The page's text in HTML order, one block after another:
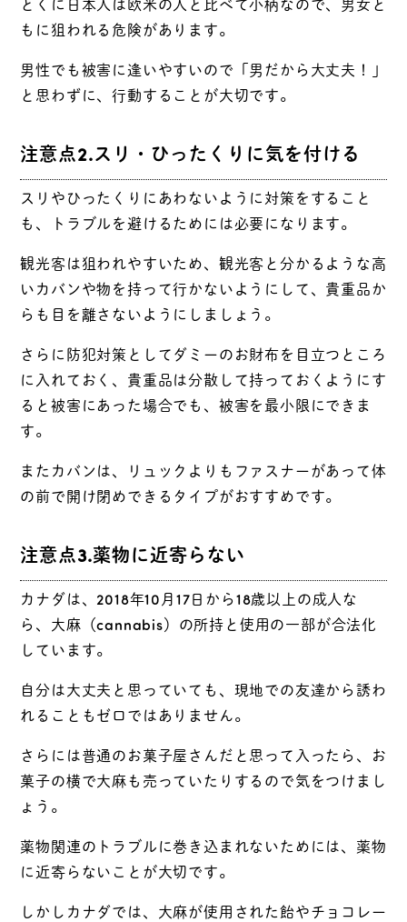
とくに日本人は欧米の人と比べて小柄なので、男女と
もに狙われる危険があります。
男性でも被害に逢いやすいので「男だから大丈夫！」
と思わずに、行動することが大切です。
注意点2.スリ・ひったくりに気を付ける
スリやひったくりにあわないように対策をすること
も、トラブルを避けるためには必要になります。
観光客は狙われやすいため、観光客と分かるような高
いカバンや物を持って行かないようにして、貴重品か
らも目を離さないようにしましょう。
さらに防犯対策としてダミーのお財布を目立つところ
に入れておく、貴重品は分散して持っておくようにす
ると被害にあった場合でも、被害を最小限にできま
す。
またカバンは、リュックよりもファスナーがあって体
の前で開け閉めできるタイプがおすすめです。
注意点3.薬物に近寄らない
カナダは、2018年10月17日から18歳以上の成人な
ら、大麻（cannabis）の所持と使用の一部が合法化
しています。
自分は大丈夫と思っていても、現地での友達から誘わ
れることもゼロではありません。
さらには普通のお菓子屋さんだと思って入ったら、お
菓子の横で大麻も売っていたりするので気をつけまし
ょう。
薬物関連のトラブルに巻き込まれないためには、薬物
に近寄らないことが大切です。
しかしカナダでは、大麻が使用された飴やチョコレー